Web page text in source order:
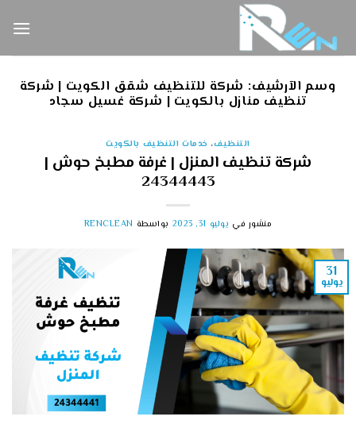
للمحتوى
وسم الآرشيف: شركة للتنظيف شقق الكويت | شركة
تنظيف منازل بالكويت | شركة غسيل سجاد
التنظيف، خدمات التنظيف بالكويت
شركة تنظيف المنزل | غرفة مطبخ حوش |
24344443
منشور في يوليو 31, 2023 بواسطة RENCLEAN
31
يوليو